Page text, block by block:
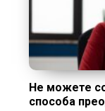
Не можете
способа